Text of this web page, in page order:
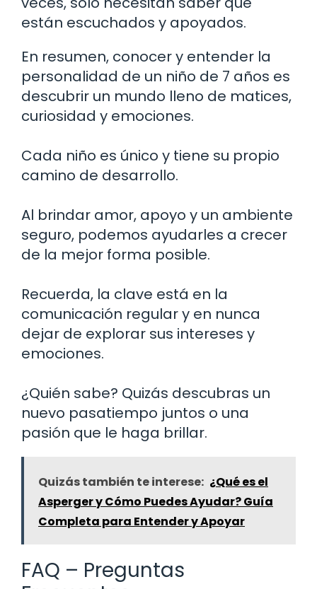
están escuchados y apoyados.
En resumen, conocer y entender la
personalidad de un niño de 7 años es
descubrir un mundo lleno de matices,
curiosidad y emociones.
Cada niño es único y tiene su propio
camino de desarrollo.
Al brindar amor, apoyo y un ambiente
seguro, podemos ayudarles a crecer
de la mejor forma posible.
Recuerda, la clave está en la
comunicación regular y en nunca
dejar de explorar sus intereses y
emociones.
¿Quién sabe? Quizás descubras un
nuevo pasatiempo juntos o una
pasión que le haga brillar.
Quizás también te interese: ¿Qué es el
Asperger y Cómo Puedes Ayudar? Guía
Completa para Entender y Apoyar
FAQ – Preguntas